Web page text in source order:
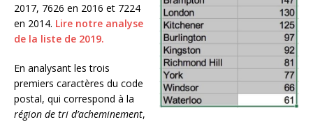
2017, 7626 en 2016 et 7224
en 2014. Lire notre analyse
de la liste de 2019.
En analysant les trois
premiers caractères du code
postal, qui correspond à la
région de tri d’acheminement,